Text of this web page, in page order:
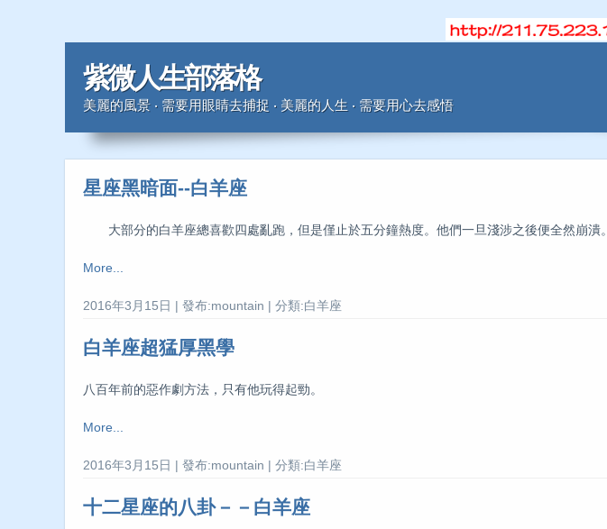
紫微人生部落格
美麗的風景 ‧ 需要用眼睛去捕捉 ‧ 美麗的人生 ‧ 需要用心去感悟
星座黑暗面--白羊座
大部分的白羊座總喜歡四處亂跑，但是僅止於五分鐘熱度。他們一旦淺涉之後便全然崩潰。
More...
2016年3月15日 | 發布:mountain | 分類:白羊座
白羊座超猛厚黑學
八百年前的惡作劇方法，只有他玩得起勁。
More...
2016年3月15日 | 發布:mountain | 分類:白羊座
十二星座的八卦－－白羊座